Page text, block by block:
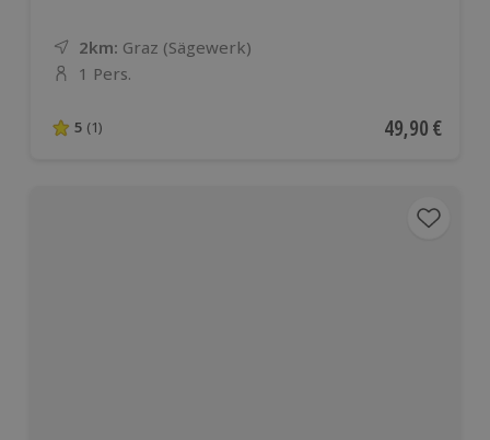
2km: Entfernung
Standort
Graz (Sägewerk)
Anzahl der Teilnehmer
1 Pers.
5 von 5 Sternen basierend auf 1 Bewertungen
5 (1) Aktueller
49,90 €